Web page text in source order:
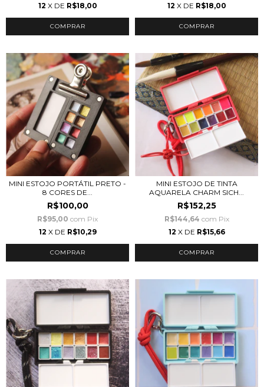
12 X DE R$18,00
12 X DE R$18,00
MINI ESTOJO PORTÁTIL PRETO -
8 CORES DE...
R$100,00
R$95,00 com Pix
12 X DE R$10,29
MINI ESTOJO DE TINTA
AQUARELA CHARM SICH...
R$152,25
R$144,64 com Pix
12 X DE R$15,66